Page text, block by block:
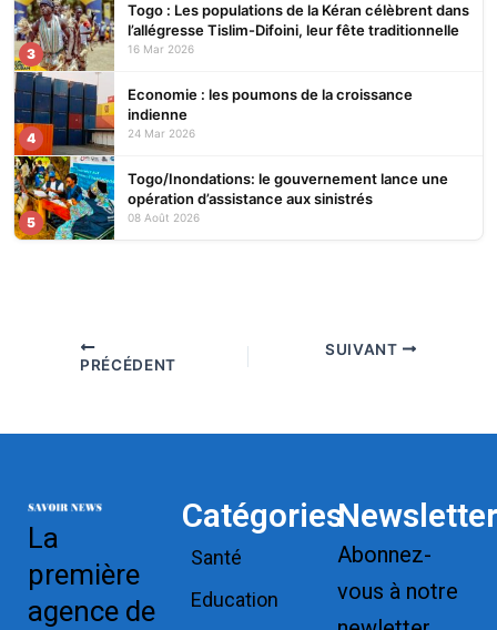
3
Togo : Les populations de la Kéran célèbrent dans
l’allégresse Tislim-Difoini, leur fête traditionnelle
16 Mar 2026
4
Economie : les poumons de la croissance
indienne
24 Mar 2026
5
Togo/Inondations: le gouvernement lance une
opération d’assistance aux sinistrés
08 Août 2026
PRÉCÉDENT
SUIVANT
La
première
agence de
Catégories
Santé
Education
Newsletter
Abonnez-
vous à notre